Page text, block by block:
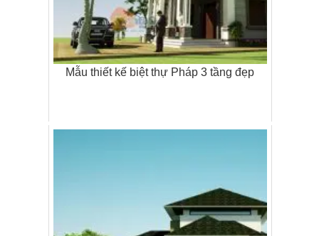
Mẫu thiết kế biệt thự Pháp 3 tầng đẹp